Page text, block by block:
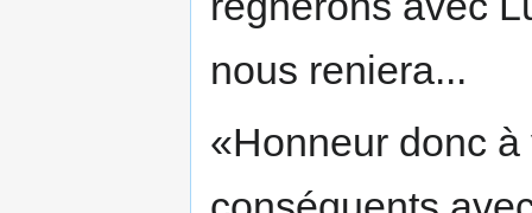
nous reniera...
«Honneur donc